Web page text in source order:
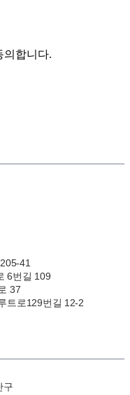
의합니다.
41
6번길 109
37
트로129번길 12-2
구